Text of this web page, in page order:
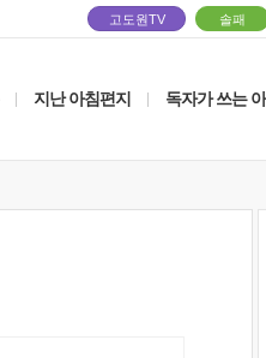
고도원TV 솔패
지난 아침편지 독자가 쓰는